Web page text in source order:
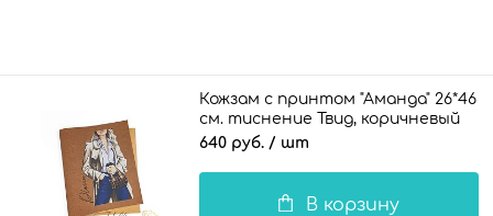
Кожзам с принтом "Аманда" 26*46
см. тиснение Твид, коричневый
640 руб. / шт
В корзину